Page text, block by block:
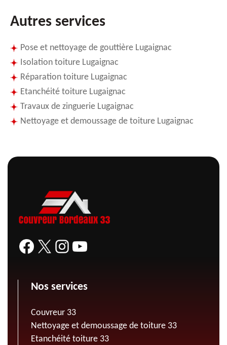
Autres services
Pose et nettoyage de gouttière Lugaignac
Isolation toiture Lugaignac
Réparation toiture Lugaignac
Etanchéité toiture Lugaignac
Travaux de zinguerie Lugaignac
Nettoyage et demoussage de toiture Lugaignac
Nos services
Couvreur 33
Nettoyage et demoussage de toiture 33
Etanchéité toiture 33